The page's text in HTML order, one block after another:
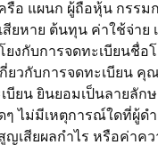
รือ แผนก ผู้ถือหุ้น กร
สียหาย ต้นทุน ค่าใช้จ่า
ยงกับการจดทะเบียน
ยวกับการจดทะเบียน
บียน ยินยอมเป็นลาย
ไม่มีเหตุการณ์ใดที่ผู้
ญเสียผลกำไร หรือค่า